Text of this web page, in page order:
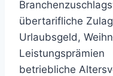
übertarifliche
Urlaubsgeld,
Leistungsprämien
betriebliche